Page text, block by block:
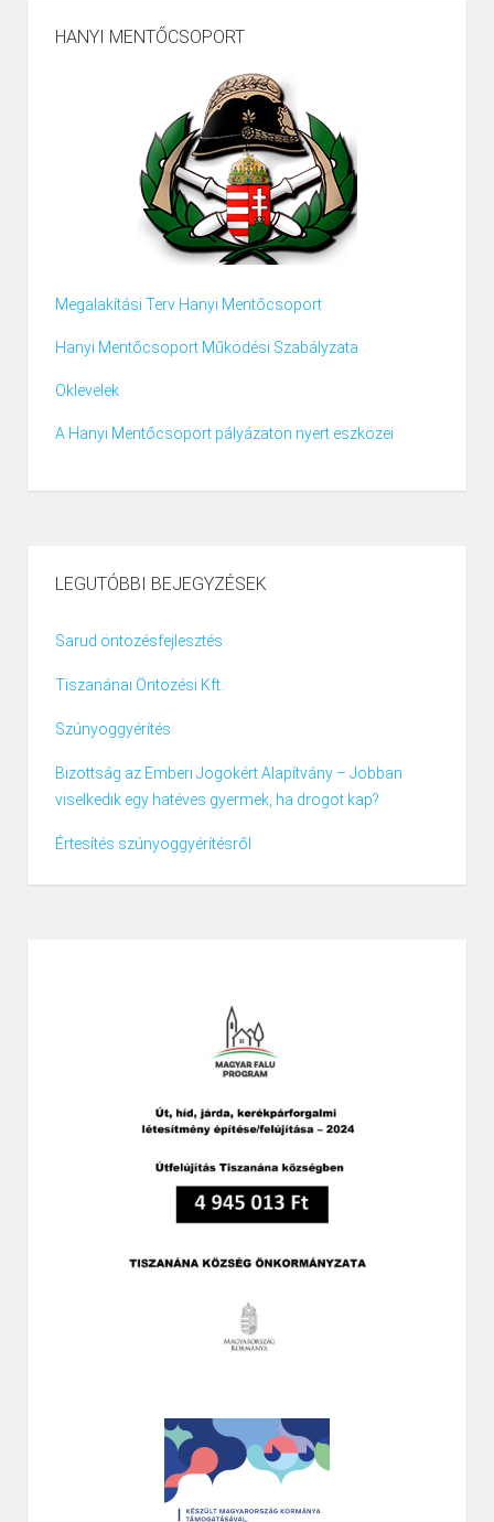
HANYI MENTŐCSOPORT
Megalakítási Terv Hanyi Mentőcsoport
Hanyi Mentőcsoport Működési Szabályzata
Oklevelek
A Hanyi Mentőcsoport pályázaton nyert eszközei
LEGUTÓBBI BEJEGYZÉSEK
Sarud öntözésfejlesztés
Tiszanánai Öntözési Kft.
Szúnyoggyérítés
Bizottság az Emberi Jogokért Alapítvány – Jobban
viselkedik egy hatéves gyermek, ha drogot kap?
Értesítés szúnyoggyérítésről